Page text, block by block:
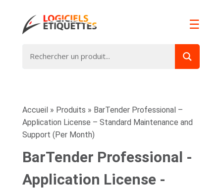
☰
Accueil » Produits » BarTender Professional –
Application License – Standard Maintenance and
Support (Per Month)
BarTender Professional -
Application License -